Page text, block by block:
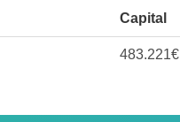
Capital
483.221€